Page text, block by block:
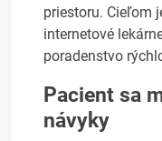
priestoru. Cieľom
internetové
poradenstvo
Pacient sa
návyky